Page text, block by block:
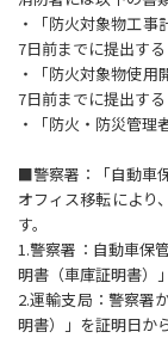
・「防火対象物工
7日前までに提出する
・「防火対象物使
7日前までに提出する
・「防火・防災管理
■警察署：「自動車
オフィス移転により
す。
1.警察署：自動車保
明書（車庫証明書）
2.運輸支局：警察署
明書）」を証明日か